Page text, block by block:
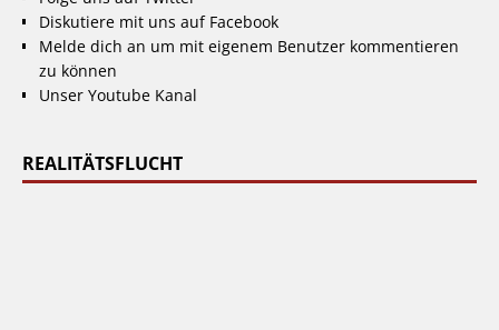
Diskutiere mit uns auf Facebook
Melde dich an um mit eigenem Benutzer kommentieren
zu können
Unser Youtube Kanal
REALITÄTSFLUCHT